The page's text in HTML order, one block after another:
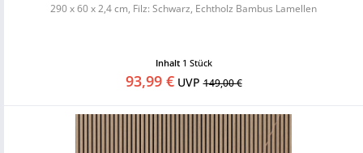
290 x 60 x 2,4 cm, Filz: Schwarz, Echtholz Bambus Lamellen
Inhalt 1 Stück
93,99 €UVP149,00 €